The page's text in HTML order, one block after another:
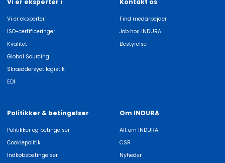
Vi er eksperter i
Vi er eksperter i
ISO-certificeringer
Kvalitet
Global Sourcing
Skræddersyet logistik
EDI
Kontakt os
Find medarbejder
Job hos INDURA
Bestyrelse
Politikker & betingelser
Politikker og betingelser
Cookiepolitik
Indkøbsbetingelser
Om INDURA
Alt om INDURA
CSR
Nyheder